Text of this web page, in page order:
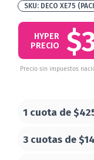
DECO XE75
HYPER
PRECIO
Precio sin impuestos
1 cuota de
3 cuotas de